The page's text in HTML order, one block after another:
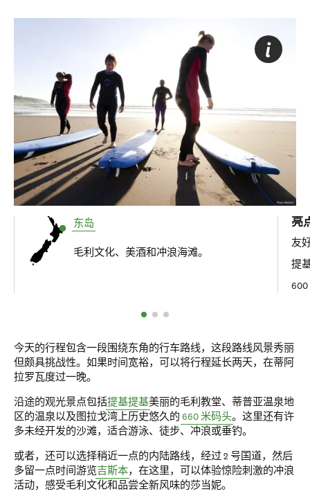
东岛
毛利文化、美酒和冲浪海滩。
亮
友
提
今天的行程包含一段围绕东角的行车路线，这段路线风景秀丽
但颇具挑战性。如果时间宽裕，可以将行程延长两天，在蒂阿
拉罗瓦度过一晚。
沿途的观光景点包括提基提基美丽的毛利教堂、蒂普亚温泉地
区的温泉以及图拉戈湾上历史悠久的 660 米码头。这里还有许
多未经开发的沙滩，适合游泳、徒步、冲浪或垂钓。
或者，还可以选择稍近一点的内陆路线，经过 2 号国道，然后
多留一点时间游览吉斯本，在这里，可以体验惊险刺激的冲浪
活动，感受毛利文化和品尝全新风味的莎当妮。